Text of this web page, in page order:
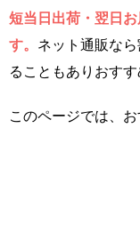
短当日出荷・翌日
す。 ネット通販な
ることもありおすす
このページでは、